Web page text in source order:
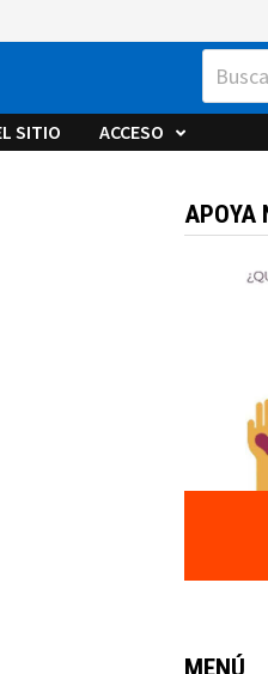
Buscar:
SITIO ACCESO
APOYA
MENÚ